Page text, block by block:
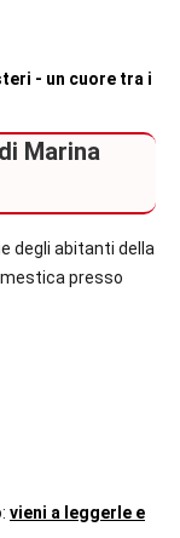
Marina
degli abitanti della
presso
vieni a leggerle e